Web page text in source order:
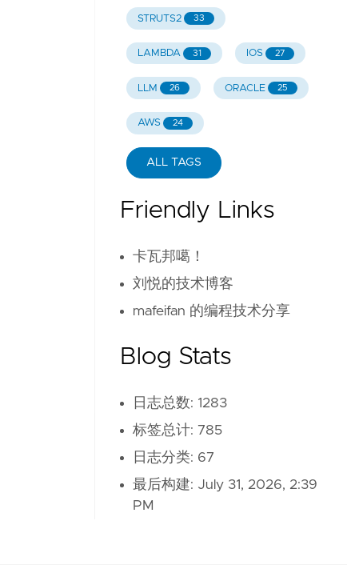
STRUTS2 33
LAMBDA 31 IOS 27
LLM 26 ORACLE 25
AWS 24
ALL TAGS
Friendly Links
卡瓦邦噶！
刘悦的技术博客
mafeifan 的编程技术分享
Blog Stats
日志总数: 1283
标签总计: 785
日志分类: 67
最后构建: July 31, 2026, 2:39
PM